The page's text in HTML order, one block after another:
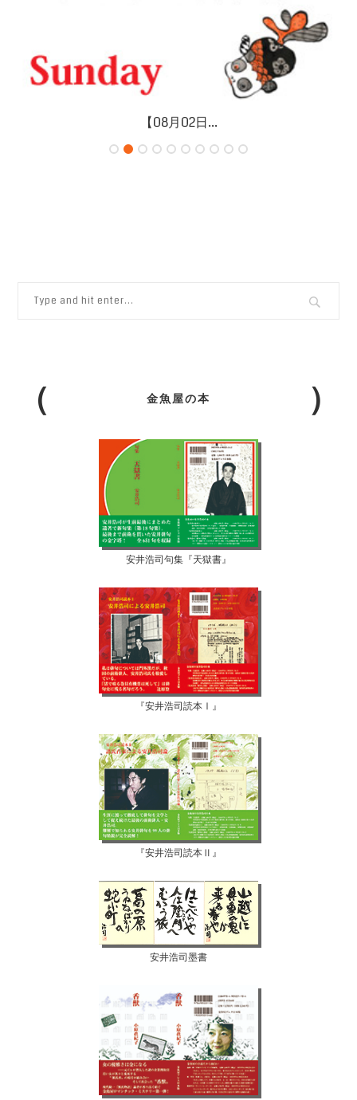
【08月02日...
金魚屋の本
安井浩司句集『天獄書』
『安井浩司読本Ⅰ』
『安井浩司読本Ⅱ』
安井浩司墨書